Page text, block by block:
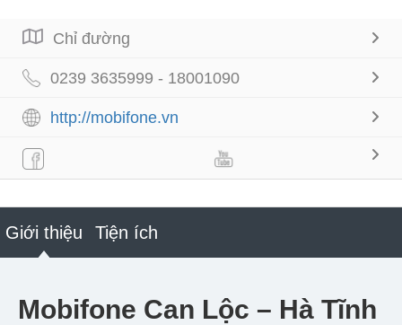
Chỉ đường
0239 3635999 - 18001090
http://mobifone.vn
Giới thiệu Tiện ích
Mobifone Can Lộc – Hà Tĩnh